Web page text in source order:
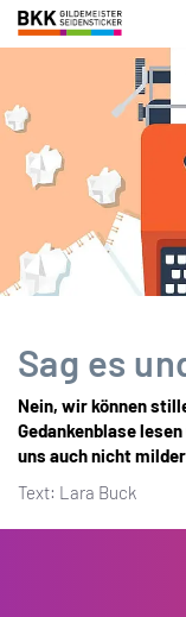
BKK
Gildemeister
Sag es
Nein, wir können
Gedankenblase
uns auch nicht
Text: Lara Buck